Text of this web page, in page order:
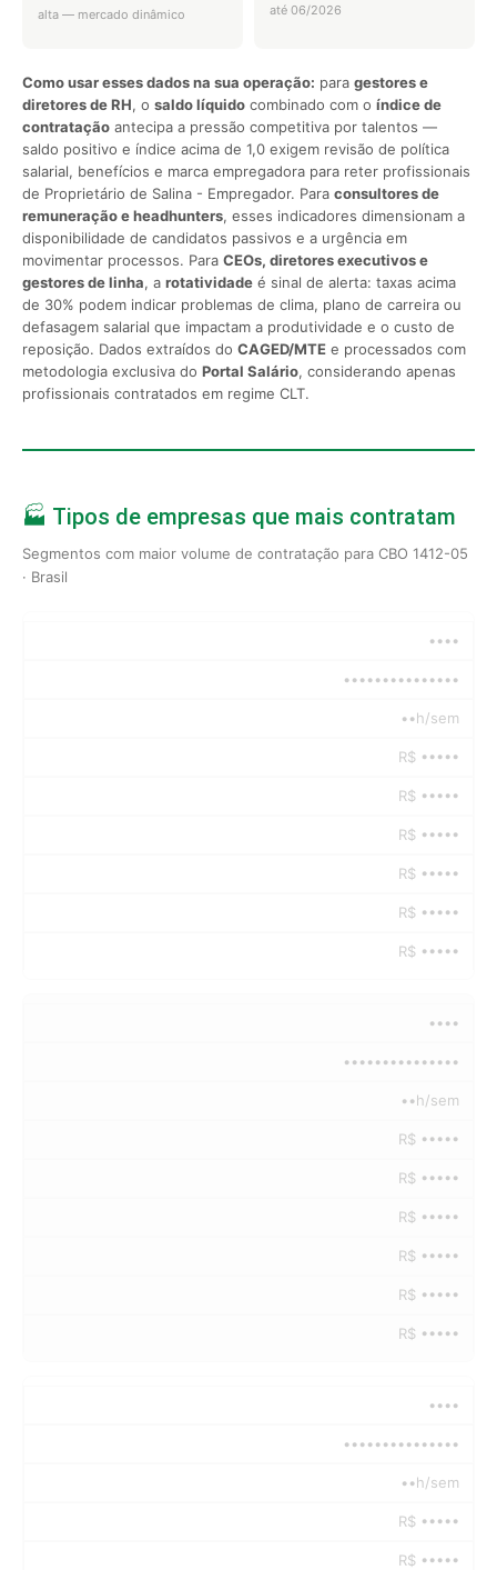
alta — mercado dinâmico até 06/2026
Como usar esses dados na sua operação: para gestores e
diretores de RH, o saldo líquido combinado com o índice de
contratação antecipa a pressão competitiva por talentos —
saldo positivo e índice acima de 1,0 exigem revisão de política
salarial, benefícios e marca empregadora para reter profissionais
de Proprietário de Salina - Empregador. Para consultores de
remuneração e headhunters, esses indicadores dimensionam a
disponibilidade de candidatos passivos e a urgência em
movimentar processos. Para CEOs, diretores executivos e
gestores de linha, a rotatividade é sinal de alerta: taxas acima
de 30% podem indicar problemas de clima, plano de carreira ou
defasagem salarial que impactam a produtividade e o custo de
reposição. Dados extraídos do CAGED/MTE e processados com
metodologia exclusiva do Portal Salário, considerando apenas
profissionais contratados em regime CLT.
🏭 Tipos de empresas que mais contratam
Segmentos com maior volume de contratação para CBO 1412-05
· Brasil
••••
•••••••••••••••
••h/sem
R$ •••••
R$ •••••
R$ •••••
R$ •••••
R$ •••••
R$ •••••
••••
•••••••••••••••
••h/sem
R$ •••••
R$ •••••
R$ •••••
R$ •••••
R$ •••••
R$ •••••
••••
•••••••••••••••
••h/sem
R$ •••••
R$ •••••